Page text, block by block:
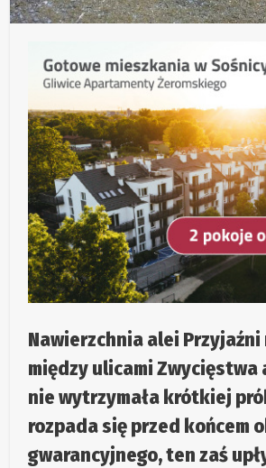
Nawierzchnia alei
między ulicami Zwycięstwa
nie wytrzymała krótkiej
rozpada się przed końcem
gwarancyjnego, ten zaś